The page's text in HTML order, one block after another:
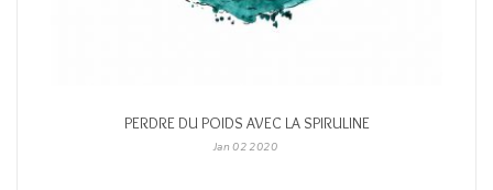
PERDRE DU POIDS AVEC LA SPIRULINE
Jan 022020